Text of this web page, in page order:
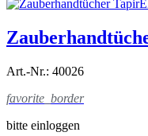
Art.-Nr.: 40026
favorite_border
bitte einloggen